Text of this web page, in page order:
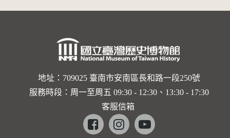
地址：709025 臺南市安南區長和路一段250號
服務時段：周一至周五 09:30 - 12:30、13:30 - 17:30
客服信箱
Facebookinstagramyoutube